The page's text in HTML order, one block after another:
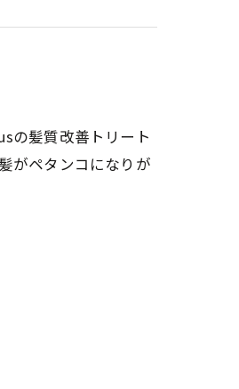
の髪質改善トリート
がペタンコになりが